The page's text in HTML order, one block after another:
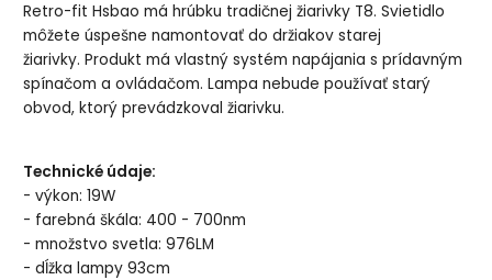
Retro-fit Hsbao má hrúbku tradičnej žiarivky T8. Svietidlo
môžete úspešne namontovať do držiakov starej
žiarivky. Produkt má vlastný systém napájania s prídavným
spínačom a ovládačom. Lampa nebude používať starý
obvod, ktorý prevádzkoval žiarivku.
Technické údaje:
- výkon: 19W
- farebná škála: 400 - 700nm
- množstvo svetla: 976LM
- dĺžka lampy 93cm